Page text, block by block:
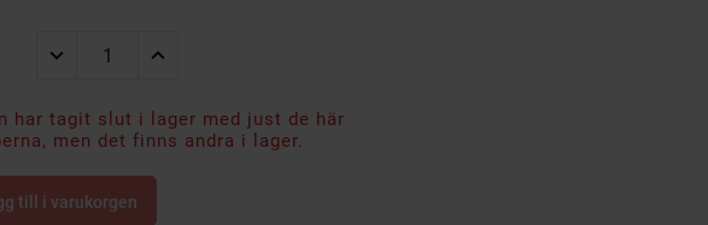
har tagit slut i lager med just de här
men det finns andra i lager.
till i varukorgen